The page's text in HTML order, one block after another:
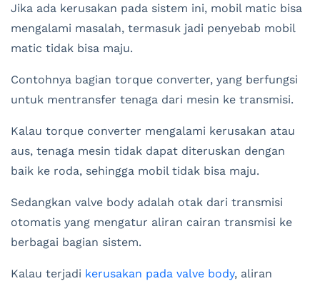
Jika ada kerusakan pada sistem ini, mobil matic bisa
mengalami masalah, termasuk jadi penyebab mobil
matic tidak bisa maju.
Contohnya bagian torque converter, yang berfungsi
untuk mentransfer tenaga dari mesin ke transmisi.
Kalau torque converter mengalami kerusakan atau
aus, tenaga mesin tidak dapat diteruskan dengan
baik ke roda, sehingga mobil tidak bisa maju.
Sedangkan valve body adalah otak dari transmisi
otomatis yang mengatur aliran cairan transmisi ke
berbagai bagian sistem.
Kalau terjadi kerusakan pada valve body, aliran